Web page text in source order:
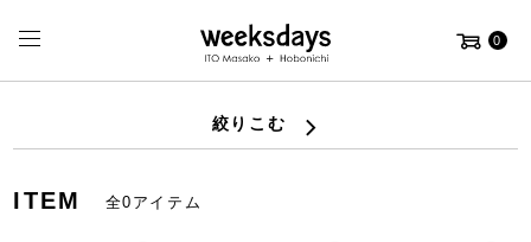
0
絞りこむ
ITEM 全0アイテム